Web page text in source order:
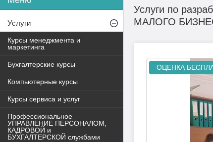
Услуги по
МАЛОГО
ОЦЕНКА
Услуги
Курсы менеджмента и
маркетинга
Бухгалтерские курсы
Компьютерные курсы
Курсы сервиса и услуг
Профессиональное
УПРАВЛЕНИЕ ПЕРСОНАЛОМ,
КАДРОВОЙ и
БУХГАЛТЕРСКОЙ службами